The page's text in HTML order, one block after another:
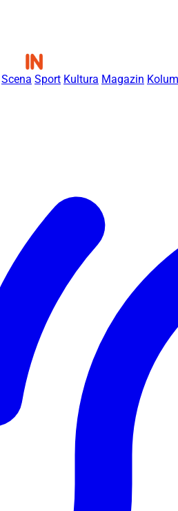
Scena Sport Kultura Magazin